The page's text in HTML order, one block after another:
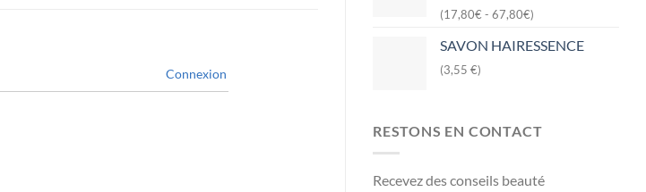
Connexion
(17,80€ - 67,80€)
SAVON HAIRESSENCE
(3,55 €)
RESTONS EN CONTACT
Recevez des conseils beauté